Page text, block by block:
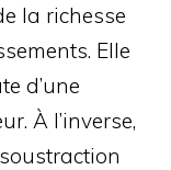
la richesse
Elle
d’une
À l’inverse,